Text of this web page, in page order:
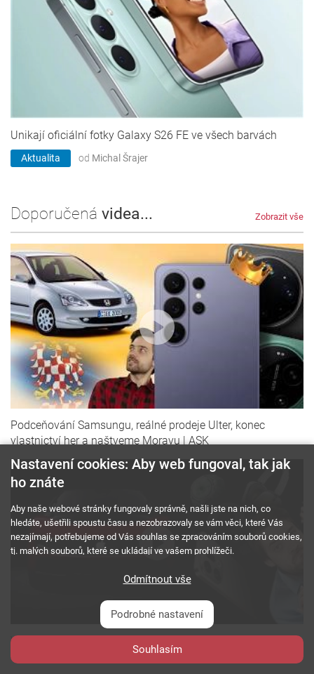
Unikají oficiální fotky Galaxy S26 FE ve všech barvách
Aktualita od Michal Šrajer
Doporučená videa... Zobrazit vše
Podceňování Samsungu, reálné prodeje Ulter, konec
vlastnictví her a naštveme Moravu | ASK
Vaše otázky na telefony, Apple, auta, Xbox, sluchátka,
oblíbené recenze a mnohem víc | ASK
Nastavení cookies: Aby web fungoval, tak jak
ho znáte
Aby naše webové stránky fungovaly správně, našli jste na nich, co
hledáte, ušetřili spoustu času a nezobrazovaly se vám věci, které Vás
nezajímají, potřebujeme od Vás souhlas se zpracováním souborů cookies,
tj. malých souborů, které se ukládají ve vašem prohlížeči.
Odmítnout vše
Podrobné nastavení
Souhlasím